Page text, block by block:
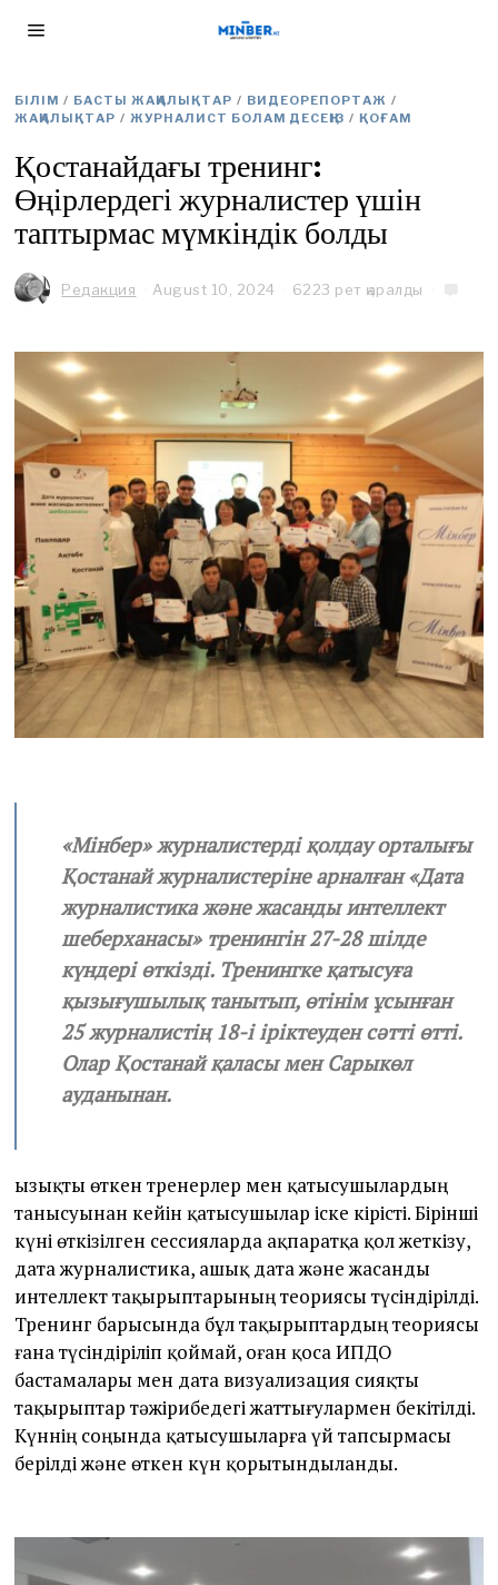
БІЛІМ / БАСТЫ ЖАҢАЛЫҚТАР / ВИДЕОРЕПОРТАЖ /
ЖАҢАЛЫҚТАР / ЖУРНАЛИСТ БОЛАМ ДЕСЕҢІЗ / ҚОҒАМ
Қостанайдағы тренинг:
Өңірлердегі журналистер үшін
таптырмас мүмкіндік болды
Редакция August 10, 2024
u
1
,
0
2
4
6223 рет қаралды
«Мінбер» журналистерді қолдау орталығы
Қостанай журналистеріне арналған «Дата
журналистика және жасанды интеллект
шеберханасы» тренингін 27-28 шілде
күндері өткізді. Тренингке қатысуға
қызығушылық танытып, өтінім ұсынған
25 журналистің 18-і іріктеуден сәтті өтті.
Олар Қостанай қаласы мен Сарыкөл
ауданынан.
Қызықты өткен тренерлер мен қатысушылардың
танысуынан кейін қатысушылар іске кірісті. Бірінші
күні өткізілген сессияларда ақпаратқа қол жеткізу,
дата журналистика, ашық дата және жасанды
интеллект тақырыптарының теориясы түсіндірілді.
Тренинг барысында бұл тақырыптардың теориясы
ғана түсіндіріліп қоймай, оған қоса ИПДО
бастамалары мен дата визуализация сияқты
тақырыптар тәжірибедегі жаттығулармен бекітілді.
Күннің соңында қатысушыларға үй тапсырмасы
берілді және өткен күн қорытындыланды.